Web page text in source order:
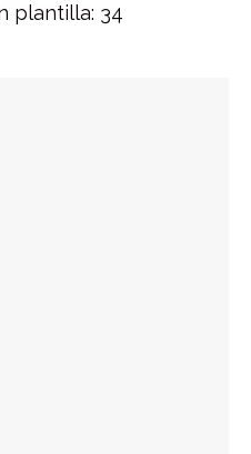
plantilla: 34